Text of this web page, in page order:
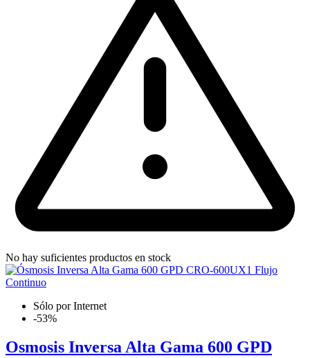
No hay suficientes productos en stock
Sólo por Internet
-53%
Osmosis Inversa Alta Gama 600 GPD